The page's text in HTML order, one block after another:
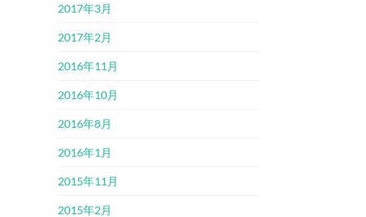
2017年3月
2017年2月
2016年11月
2016年10月
2016年8月
2016年1月
2015年11月
2015年2月